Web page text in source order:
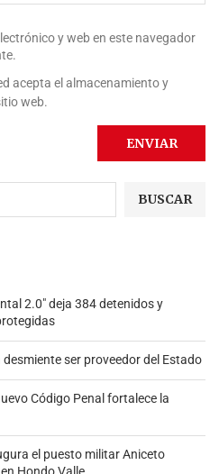
y web en este navegador
acepta el almacenamiento y
web.
BUSCAR
2.0″ deja 384 detenidos y
ser proveedor del Estado
Código Penal fortalece la
el puesto militar Aniceto